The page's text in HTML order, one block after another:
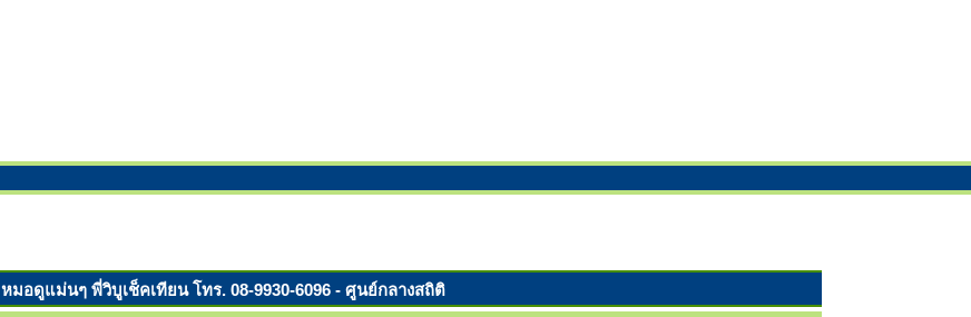
หมอดูแม่นๆ พี่วิบูเช็คเทียน โทร. 08-9930-6096 - ศูนย์กลางสถิติ